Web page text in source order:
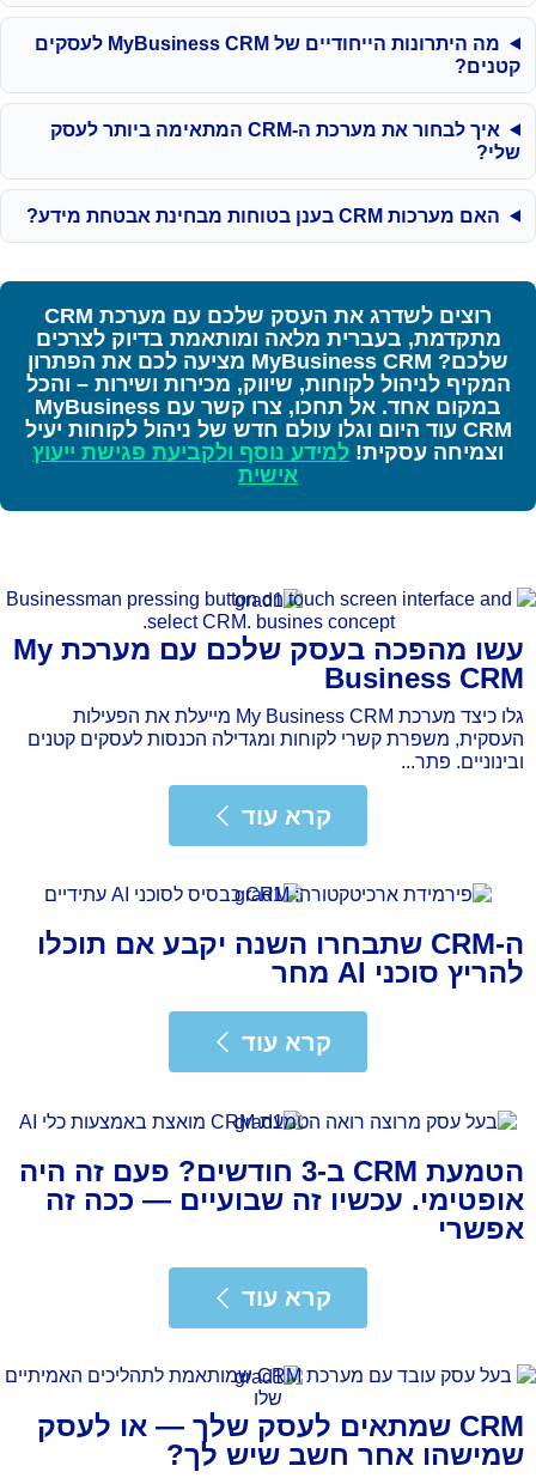
מה היתרונות הייחודיים של MyBusiness CRM לעסקים
קטנים?
איך לבחור את מערכת ה-CRM המתאימה ביותר לעסק
שלי?
האם מערכות CRM בענן בטוחות מבחינת אבטחת מידע?
רוצים לשדרג את העסק שלכם עם מערכת CRM
מתקדמת, בעברית מלאה ומותאמת בדיוק לצרכים
שלכם? MyBusiness CRM מציעה לכם את הפתרון
המקיף לניהול לקוחות, שיווק, מכירות ושירות – והכל
במקום אחד. אל תחכו, צרו קשר עם MyBusiness
CRM עוד היום וגלו עולם חדש של ניהול לקוחות יעיל
וצמיחה עסקית!למידע נוסף ולקביעת פגישת ייעוץ
אישית
עשו מהפכה בעסק שלכם עם מערכת My
Business CRM
גלו כיצד מערכת My Business CRM מייעלת את הפעילות
העסקית, משפרת קשרי לקוחות ומגדילה הכנסות לעסקים קטנים
ובינוניים. פתר...
קרא עוד
ה-CRM שתבחרו השנה יקבע אם תוכלו
להריץ סוכני AI מחר
קרא עוד
הטמעת CRM ב-3 חודשים? פעם זה היה
אופטימי. עכשיו זה שבועיים — ככה זה
אפשרי
קרא עוד
CRM שמתאים לעסק שלך — או לעסק
שמישהו אחר חשב שיש לך?